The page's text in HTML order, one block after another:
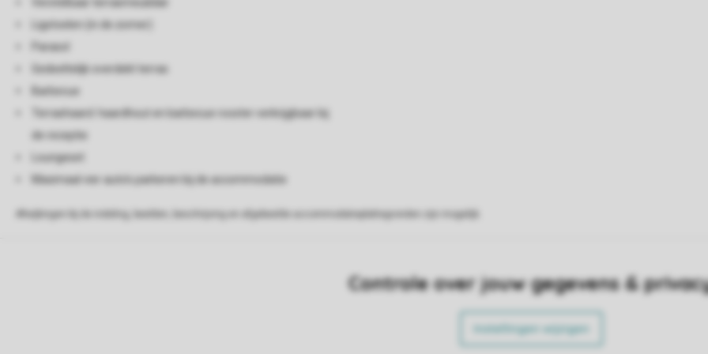
Ligstoelen (in de zomer)
Parasol
Gedeeltelijk overdekt terras
Barbecue
Terrashaard: haardhout en barbecue rooster verkrijgbaar bij
de receptie
Loungeset
Maximaal vier auto's parkeren bij de accommodatie
Controle over jouw gegevens &
Instellingen wijzigen